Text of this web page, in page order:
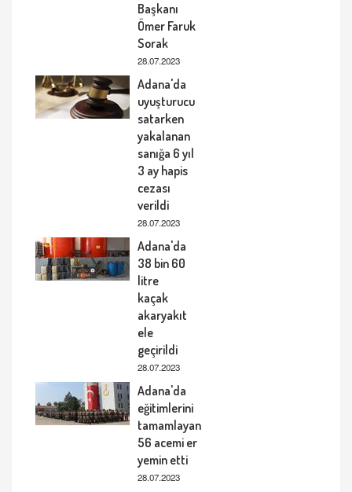
Başkanı
Ömer Faruk
Sorak
28.07.2023
Adana'da
uyuşturucu
satarken
yakalanan
sanığa 6 yıl
3 ay hapis
cezası
verildi
28.07.2023
Adana'da
38 bin 60
litre
kaçak
akaryakıt
ele
geçirildi
28.07.2023
Adana'da
eğitimlerini
tamamlayan
56 acemi er
yemin etti
28.07.2023